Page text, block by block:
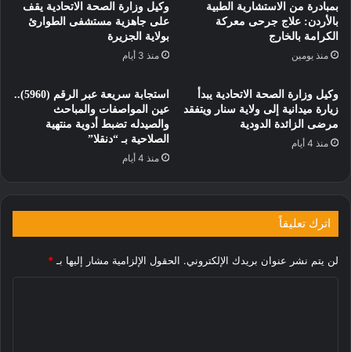
بمبادرة من الاستشارية الطبية
بالأردن: علاج جرحى معركة
الكرامة بالخارج
منذ يومين
وكيل وزارة الصحة الاتحادية يقف
على جاهزية مستشفى الطوارئ
بولاية الجزيرة
منذ 3 أيام
وكيل وزارة الصحة الاتحادية يبدأ
زيارة ميدانية إلى ولاية سنار ويتفقد
مرضى الزائدة الدودية
منذ 4 أيام
استجابة سريعة عبر الرقم (5960)..
عين المواصفات والمباحث
والصيدله تضبط أدوية منتهية
الصلاحية بـ “دنقلا”
منذ 4 أيام
اترك تعليقاً
لن يتم نشر عنوان بريدك الإلكتروني. الحقول الإلزامية مشار إليها بـ *